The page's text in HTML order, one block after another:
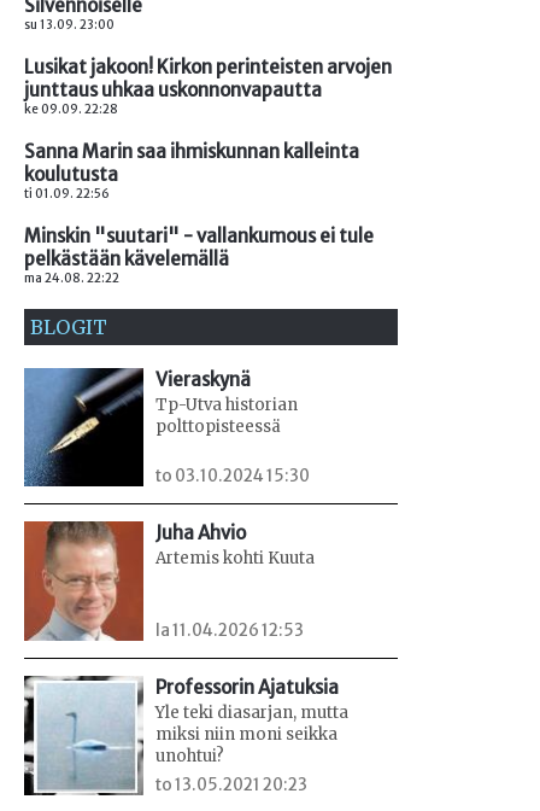
Silvennoiselle
su 13.09. 23:00
Lusikat jakoon! Kirkon perinteisten arvojen
junttaus uhkaa uskonnonvapautta
ke 09.09. 22:28
Sanna Marin saa ihmiskunnan kalleinta
koulutusta
ti 01.09. 22:56
Minskin "suutari" - vallankumous ei tule
pelkästään kävelemällä
ma 24.08. 22:22
BLOGIT
Vieraskynä
Tp-Utva historian
polttopisteessä
to 03.10.2024 15:30
Juha Ahvio
Artemis kohti Kuuta
la 11.04.2026 12:53
Professorin Ajatuksia
Yle teki diasarjan, mutta
miksi niin moni seikka
unohtui?
to 13.05.2021 20:23